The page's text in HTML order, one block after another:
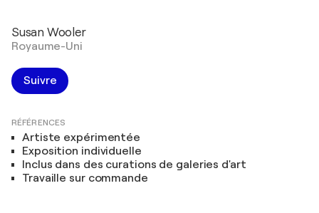
Susan Wooler
Royaume-Uni
Suivre
RÉFÉRENCES
Artiste expérimentée
Exposition individuelle
Inclus dans des curations de galeries d'art
Travaille sur commande